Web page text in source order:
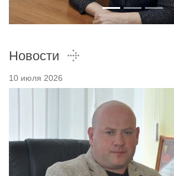
Новости
10 июля 2026